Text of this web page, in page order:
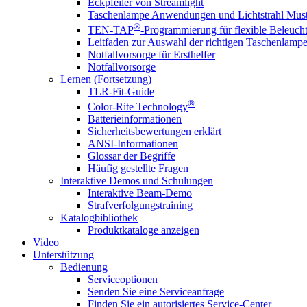
Taschenlampe Anwendungen und Lichtstrahl
TEN-TAP®-Programmierung für flexible
Leitfaden zur Auswahl der richtigen Taschenlampe
Notfallvorsorge für Ersthelfer
Notfallvorsorge
Lernen (Fortsetzung)
TLR-Fit-Guide
Color-Rite Technology®
Batterieinformationen
Sicherheitsbewertungen erklärt
ANSI-Informationen
Glossar der Begriffe
Häufig gestellte Fragen
Interaktive Demos und Schulungen
Interaktive Beam-Demo
Strafverfolgungstraining
Katalogbibliothek
Produktkataloge anzeigen
Video
Unterstützung
Bedienung
Serviceoptionen
Senden Sie eine Serviceanfrage
Finden Sie ein autorisiertes Service-Center